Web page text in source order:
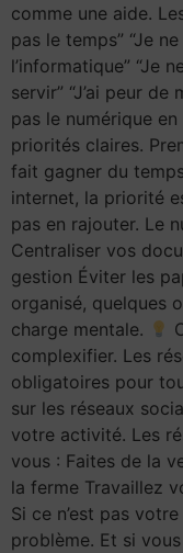
comme une aide.
pas le temps” “Je
l’informatique” “Je
servir” “J’ai peur de
pas le numérique
priorités claires.
fait gagner du
internet, la priorité
pas en rajouter. Le
Centraliser vos
gestion Éviter les
organisé, quelques
charge mentale.
complexifier. Les
obligatoires pour
sur les réseaux
votre activité. Les
vous : Faites de la
la ferme Travaillez
Si ce n’est pas
problème. Et si